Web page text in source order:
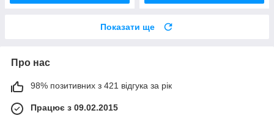
Показати ще
Про нас
98% позитивних з 421 відгука за рік
Працює з 09.02.2015